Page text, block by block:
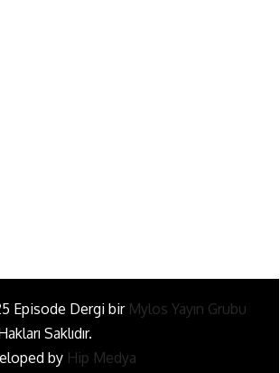
Dr. Şakir Paşa Sok. No3/A Kadıköy İstanbul
00
Episode Dergi bir Mylos Yayın Grubu
Saklıdır.
by Hip Medya